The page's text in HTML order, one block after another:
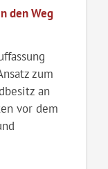
den Weg
zum
an
vor dem